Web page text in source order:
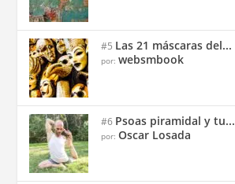
#5 Las 21 máscaras del...
por:websmbook
#6 Psoas piramidal y tu...
por:Oscar Losada